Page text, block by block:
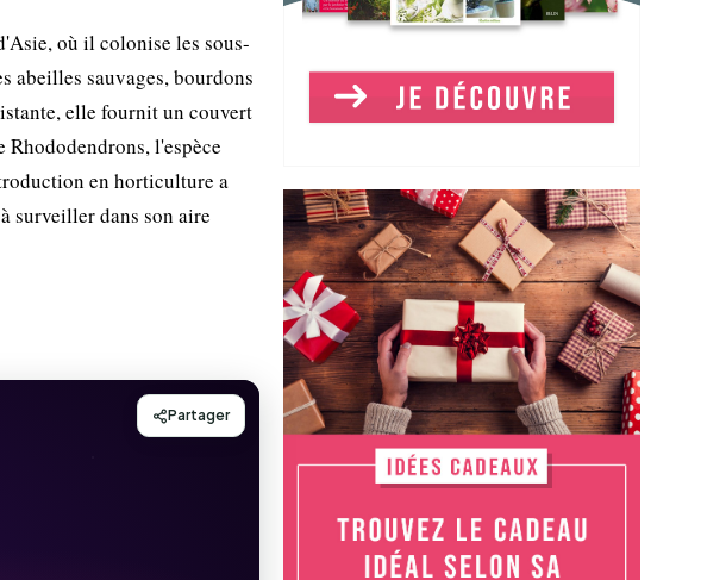
où il colonise les sous-
abeilles sauvages, bourdons
elle fournit un couvert
l'espèce
en horticulture a
surveiller dans son aire